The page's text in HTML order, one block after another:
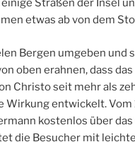
Straßen der Insel
etwas ab von dem
Bergen umgeben und
oben erahnen, dass
Christo seit mehr als
Wirkung entwickelt. Vom
kostenlos über
die Besucher mit